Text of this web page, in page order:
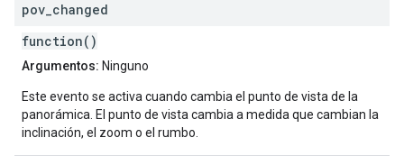
pov changed
function()
Argumentos: Ninguno
Este evento se activa cuando cambia el punto de vista de la
panorámica. El punto de vista cambia a medida que cambian la
inclinación, el zoom o el rumbo.